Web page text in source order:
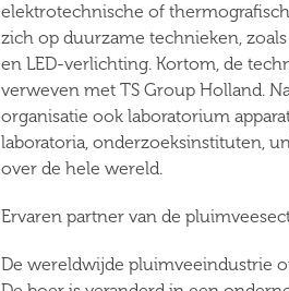
elektrotechnische of
zich op duurzame technieken,
en LED-verlichting. Kortom, de
verweven met TS Group Holland.
organisatie ook laboratorium
laboratoria, onderzoeksinstituten,
over de hele wereld.
Ervaren partner van de
De wereldwijde pluimveeindustrie